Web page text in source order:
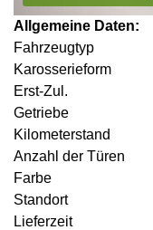
Allgemeine Daten:
Fahrzeugtyp
Karosserieform
Erst-Zul.
Getriebe
Kilometerstand
Anzahl der Türen
Farbe
Standort
Lieferzeit